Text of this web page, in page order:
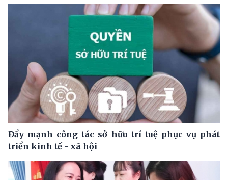
Đẩy mạnh công tác sở hữu trí tuệ phục vụ phát
triển kinh tế - xã hội